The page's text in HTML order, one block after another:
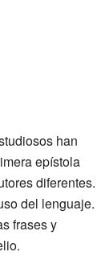
han
epístola
diferentes.
del lenguaje.
frases y